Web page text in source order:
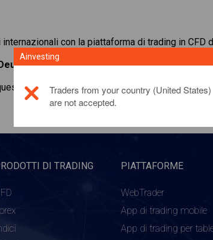
con la piattaforma di trading in CFD
Bank AG. Ottieni quotazioni in tempo
prodotto di investimento,fai clic qui
DI TRADING PIATTAFORME
WebTrader
App di trading mobile
App di trading per
Ainvesting
Traders from your country (United States)
are not accepted.